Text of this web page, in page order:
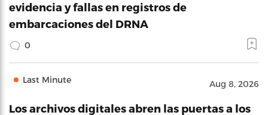
evidencia y fallas en registros de
embarcaciones del DRNA
0
Last Minute Aug 8, 2026
Los archivos digitales abren las puertas a los